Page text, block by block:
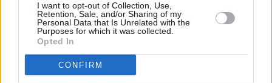
I want to opt-out of Collection, Use,
Retention, Sale, and/or Sharing of my
Personal Data that Is Unrelated with the
Purposes for which it was collected.
Opted In
CONFIRM